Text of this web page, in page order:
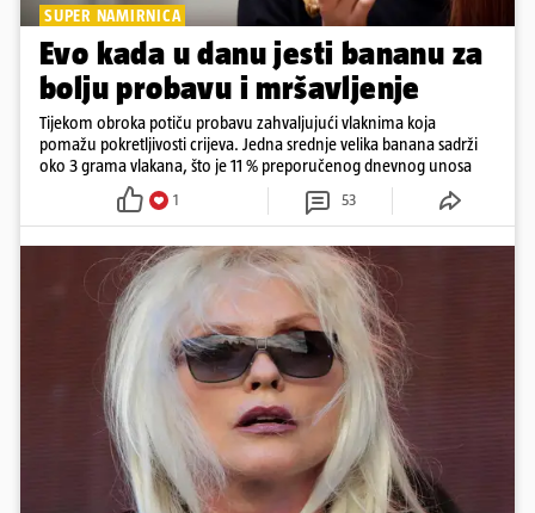
SUPER NAMIRNICA
Evo kada u danu jesti bananu za
bolju probavu i mršavljenje
Tijekom obroka potiču probavu zahvaljujući vlaknima koja
pomažu pokretljivosti crijeva. Jedna srednje velika banana sadrži
oko 3 grama vlakana, što je 11 % preporučenog dnevnog unosa
1 53